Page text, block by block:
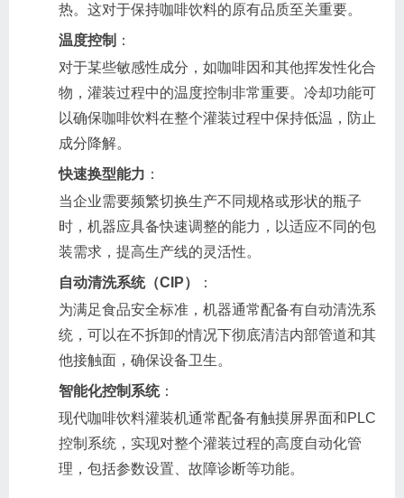
热。这对于保持咖啡饮料的原有品质至关重要。
温度控制 ：
对于某些敏感性成分，如咖啡因和其他挥发性化合
物，灌装过程中的温度控制非常重要。冷却功能可
以确保咖啡饮料在整个灌装过程中保持低温，防止
成分降解。
快速换型能力 ：
当企业需要频繁切换生产不同规格或形状的瓶子
时，机器应具备快速调整的能力，以适应不同的包
装需求，提高生产线的灵活性。
自动清洗系统（CIP）
：
为满足食品安全标准，机器通常配备有自动清洗系
统，可以在不拆卸的情况下彻底清洁内部管道和其
他接触面，确保设备卫生。
智能化控制系统：
现代咖啡饮料灌装机通常配备有触摸屏界面和PLC
控制系统，实现对整个灌装过程的高度自动化管
理，包括参数设置、故障诊断等功能。